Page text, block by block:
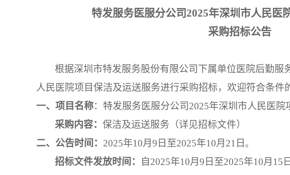
特发服务医服分公司 2025年深圳市人民医
采购招标公告
根据深圳市特发服务股份有限公司下属单位 医院后勤服
人民医院项目保洁及运送服务进行采购招标，欢迎符合条件
一、项目名称：特发服务医服分公司 2025年深圳市人民医院
采购内容： 保洁及运送服务 （详见招标文件）
二、 公告时间： 2025年10月 9 日至2025年10月 21 日 。
招标文件发放时间： 自 2025年10月 9 日至2025年10月 15 日